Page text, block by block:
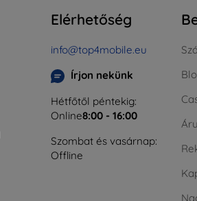
Elérhetőség
info@top4mobile.eu
Írjon nekünk
Hétfőtől péntekig:
Online8:00 - 16:00
Szombat és vasárnap:
Offline